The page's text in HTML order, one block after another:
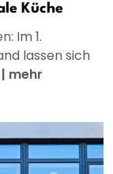
Küche
Im 1.
lassen sich
| mehr